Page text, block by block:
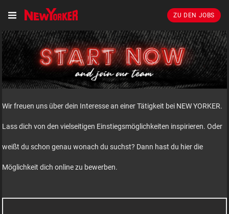
ZU DEN JOBS
Wir freuen uns über dein Interesse an einer Tätigkeit bei NEW YORKER.
Lass dich von den vielseitigen Einstiegsmöglichkeiten inspirieren. Oder
weißt du schon genau wonach du suchst? Dann hast du hier die
Möglichkeit dich online zu bewerben.